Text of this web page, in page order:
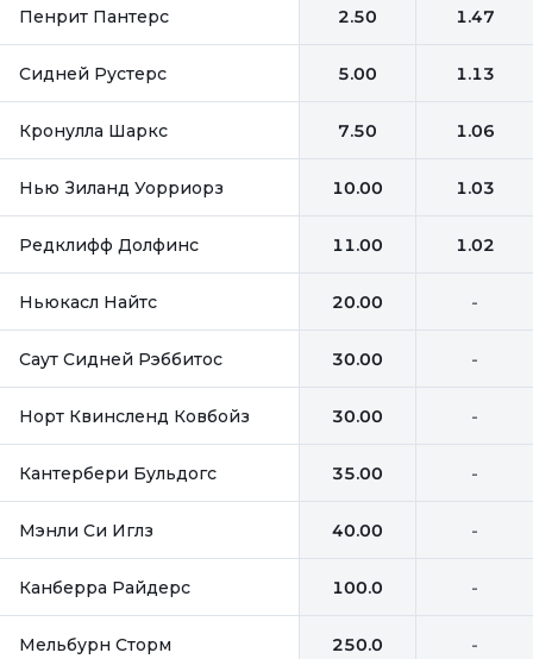
Пенрит Пантерс 2.50 1.47
Сидней Рустерс 5.00 1.13
Кронулла Шаркс 7.50 1.06
Нью Зиланд Уорриорз 10.00 1.03
Редклифф Долфинс 11.00 1.02
Ньюкасл Найтс 20.00 -
Саут Сидней Рэббитос 30.00 -
Норт Квинсленд Ковбойз 30.00 -
Кантербери Бульдогс 35.00 -
Мэнли Си Иглз 40.00 -
Канберра Райдерс 100.0 -
Мельбурн Сторм 250.0 -